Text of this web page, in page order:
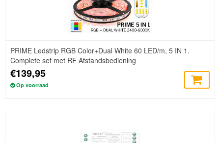
PRIME Ledstrip RGB Color+Dual White 60 LED/m, 5 IN 1.
Complete set met RF Afstandsbediening
€139,95
Op voorraad